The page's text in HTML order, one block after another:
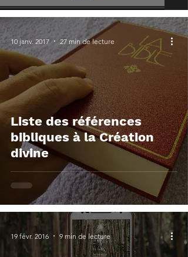
Liste des références
bibliques à la Création
divine
10 janv. 2017 27 min de lecture
19 févr. 2016 9 min de lecture